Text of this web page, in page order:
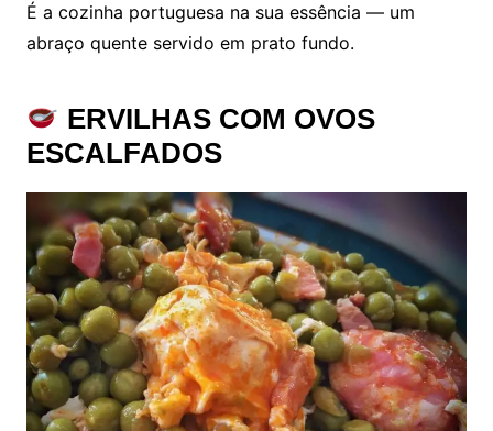
É a cozinha portuguesa na sua essência — um
abraço quente servido em prato fundo.
ERVILHAS COM OVOS
ESCALFADOS